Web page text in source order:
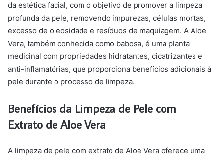
da estética facial, com o objetivo de promover a limpeza
profunda da pele, removendo impurezas, células mortas,
excesso de oleosidade e resíduos de maquiagem. A Aloe
Vera, também conhecida como babosa, é uma planta
medicinal com propriedades hidratantes, cicatrizantes e
anti-inflamatórias, que proporciona benefícios adicionais à
pele durante o processo de limpeza.
Benefícios da Limpeza de Pele com
Extrato de Aloe Vera
A limpeza de pele com extrato de Aloe Vera oferece uma